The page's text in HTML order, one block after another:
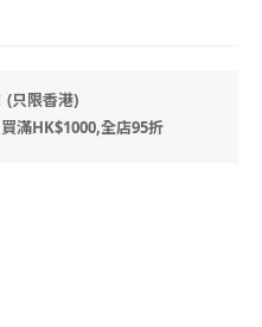
(只限香港)
滿HK$1000,全店95折